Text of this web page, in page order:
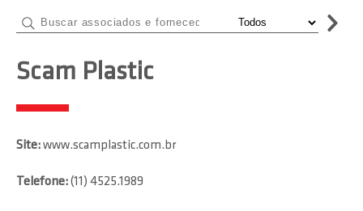
Scam Plastic
Site:www.scamplastic.com.br
Telefone:(11) 4525.1989